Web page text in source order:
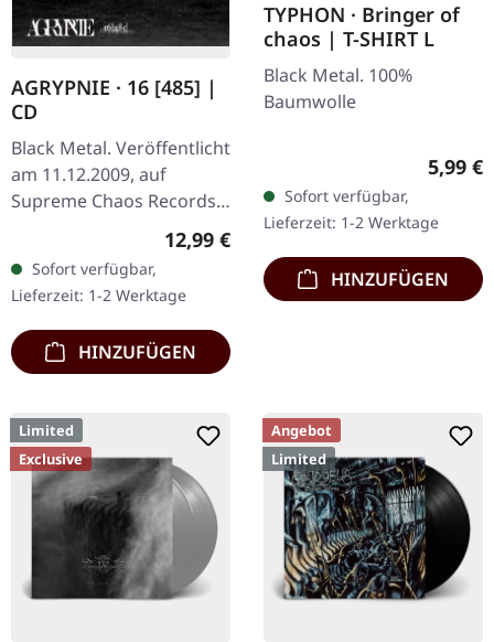
AGRYPNIE · 16 [485] |
CD
Black Metal. Veröffentlicht
am 11.12.2009, auf
Supreme Chaos Records.
CD im Jewelcase mit 12-
seitigem Booklet. Das
dritte Album von
AGRYPNIE ist…
Regulärer Preis:
12,99 €
Sofort verfügbar,
Lieferzeit: 1-2 Werktage
HINZUFÜGEN
TYPHON · Bringer of
chaos | T-SHIRT L
Black Metal. 100%
Baumwolle
5,99 €
Sofort verfügbar,
Lieferzeit: 1-2 Werktage
HINZUFÜGEN
Limited
Exclusive
Angebot
Limited